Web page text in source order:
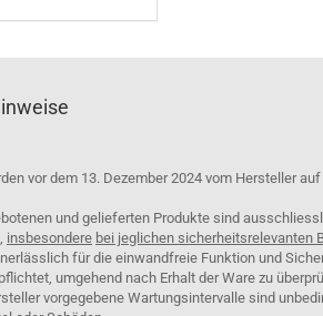
vor dem 13. Dezember 2024 vom Hersteller
und gelieferten Produkte sind
insbesondere bei jeglichen sicherheitsrelevanten
für die einwandfreie Funktion und
umgehend nach Erhalt der Ware zu
vorgegebene Wartungsintervalle sind